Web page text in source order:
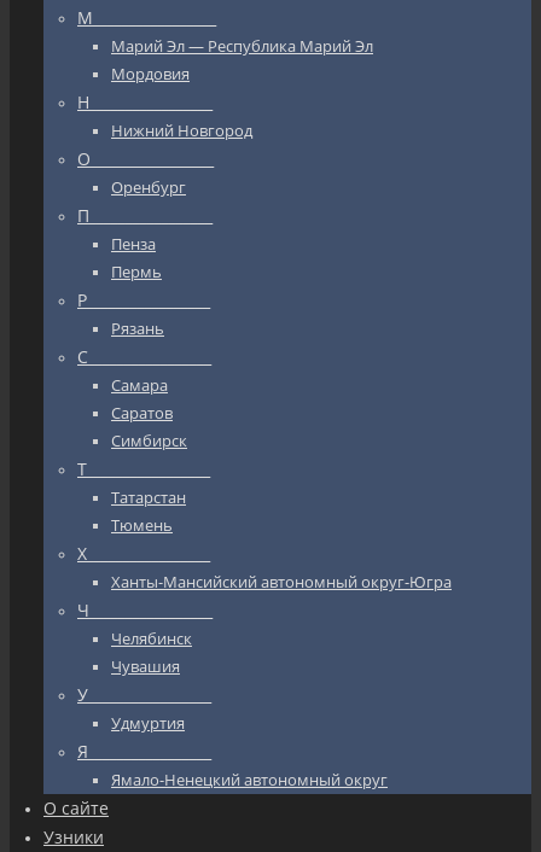
М_________________
Марий Эл — Республика Марий Эл
Мордовия
Н_________________
Нижний Новгород
О_________________
Оренбург
П_________________
Пенза
Пермь
Р_________________
Рязань
С_________________
Самара
Саратов
Симбирск
Т_________________
Татарстан
Тюмень
Х_________________
Ханты-Мансийский автономный округ-Югра
Ч_________________
Челябинск
Чувашия
У_________________
Удмуртия
Я_________________
Ямало-Ненецкий автономный округ
О сайте
Узники